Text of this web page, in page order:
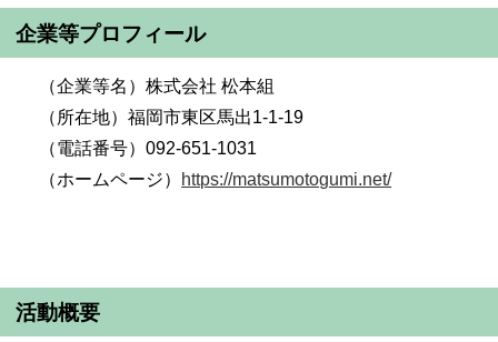
企業等プロフィール
（企業等名）株式会社 松本組
（所在地）福岡市東区馬出1-1-19
（電話番号）092-651-1031
（ホームページ）
https://matsumotogumi.net/
活動概要